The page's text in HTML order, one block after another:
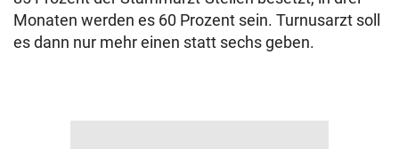
Monaten werden es 60 Prozent sein. Turnusarzt soll
es dann nur mehr einen statt sechs geben.